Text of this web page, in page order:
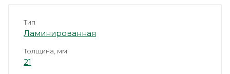
Тип
Ламинированная
Толщина, мм
21